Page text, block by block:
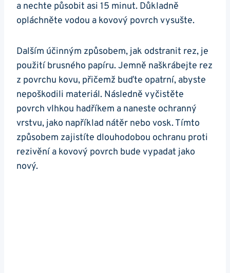
a nechte působit asi 15 minut. Důkladně
opláchněte vodou a kovový povrch vysušte.
Dalším účinným způsobem, jak odstranit rez, je
použití brusného papíru. Jemně naškrábejte rez
z povrchu kovu, přičemž buďte opatrní, abyste
nepoškodili materiál. Následně vyčistěte
povrch vlhkou hadříkem a naneste ochranný
vrstvu, jako například nátěr nebo vosk. Tímto
způsobem zajistíte dlouhodobou ochranu proti
rezivění a kovový povrch bude vypadat jako
nový.